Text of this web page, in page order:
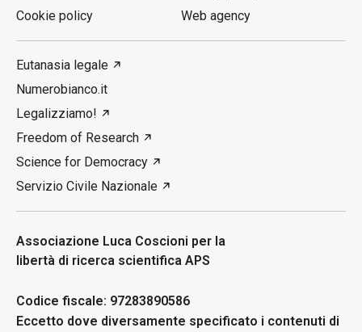
Cookie policy
Web agency
Eutanasia legale
Numerobianco.it
Legalizziamo!
Freedom of Research
Science for Democracy
Servizio Civile Nazionale
Associazione Luca Coscioni per la
libertà di ricerca scientifica APS
Codice fiscale: 97283890586
Eccetto dove diversamente specificato i contenuti di